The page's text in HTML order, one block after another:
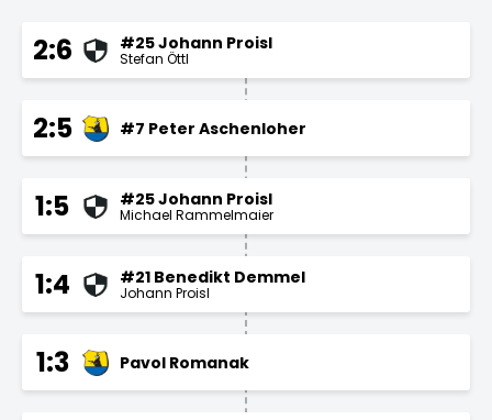
2:6 #25 Johann Proisl
Stefan Öttl
2:5 #7 Peter Aschenloher
1:5 #25 Johann Proisl
Michael Rammelmaier
1:4 #21 Benedikt Demmel
Johann Proisl
1:3 Pavol Romanak